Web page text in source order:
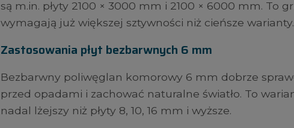
są m.in. płyty 2100 × 3000 mm i 2100 × 6000 mm. To
wymagają już większej sztywności niż cieńsze warianty.
Zastosowania płyt bezbarwnych 6 mm
Bezbarwny poliwęglan komorowy 6 mm dobrze
przed opadami i zachować naturalne światło. To
nadal lżejszy niż płyty 8, 10, 16 mm i wyższe.